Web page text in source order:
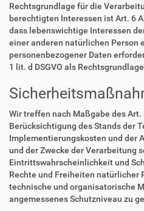
Rechtsgrundlage für die
berechtigten Interessen ist Art. 6
dass lebenswichtige Interessen
einer anderen natürlichen Person
personenbezogener Daten
1 lit. d DSGVO als
Wir treffen nach Maßgabe des Art.
Berücksichtigung des Stands der
Implementierungskosten und der
und der Zwecke der Verarbeitung
Eintrittswahrscheinlichkeit und
Rechte und Freiheiten natürlicher
technische und organisatorische
angemessenes Schutzniveau zu